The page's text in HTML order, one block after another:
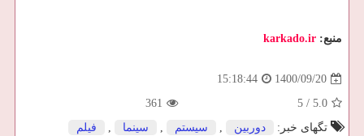
منبع: karkado.ir
1400/09/20
15:18:44
5.0
/
5
361
تگهای خبر:
دوربین , سیستم , سینما , فیلم